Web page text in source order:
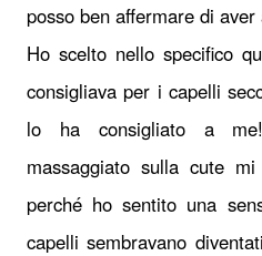
posso ben affermare di
Ho scelto nello specifico
consigliava per i capelli
lo ha consigliato a
massaggiato sulla cute
perché ho sentito una
capelli sembravano